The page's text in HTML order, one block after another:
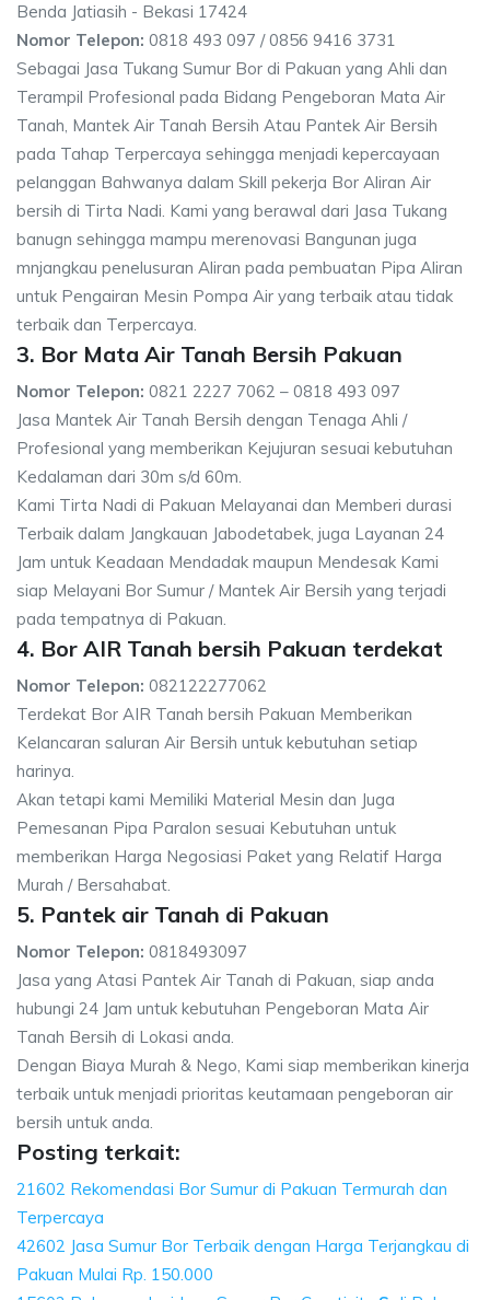
Benda Jatiasih - Bekasi 17424
Nomor Telepon: 0818 493 097 / 0856 9416 3731
Sebagai Jasa Tukang Sumur Bor di Pakuan yang Ahli dan
Terampil Profesional pada Bidang Pengeboran Mata Air
Tanah, Mantek Air Tanah Bersih Atau Pantek Air Bersih
pada Tahap Terpercaya sehingga menjadi kepercayaan
pelanggan Bahwanya dalam Skill pekerja Bor Aliran Air
bersih di Tirta Nadi. Kami yang berawal dari Jasa Tukang
banugn sehingga mampu merenovasi Bangunan juga
mnjangkau penelusuran Aliran pada pembuatan Pipa Aliran
untuk Pengairan Mesin Pompa Air yang terbaik atau tidak
terbaik dan Terpercaya.
3. Bor Mata Air Tanah Bersih Pakuan
Nomor Telepon: 0821 2227 7062 – 0818 493 097
Jasa Mantek Air Tanah Bersih dengan Tenaga Ahli /
Profesional yang memberikan Kejujuran sesuai kebutuhan
Kedalaman dari 30m s/d 60m.
Kami Tirta Nadi di Pakuan Melayanai dan Memberi durasi
Terbaik dalam Jangkauan Jabodetabek, juga Layanan 24
Jam untuk Keadaan Mendadak maupun Mendesak Kami
siap Melayani Bor Sumur / Mantek Air Bersih yang terjadi
pada tempatnya di Pakuan.
4. Bor AIR Tanah bersih Pakuan terdekat
Nomor Telepon: 082122277062
Terdekat Bor AIR Tanah bersih Pakuan Memberikan
Kelancaran saluran Air Bersih untuk kebutuhan setiap
harinya.
Akan tetapi kami Memiliki Material Mesin dan Juga
Pemesanan Pipa Paralon sesuai Kebutuhan untuk
memberikan Harga Negosiasi Paket yang Relatif Harga
Murah / Bersahabat.
5. Pantek air Tanah di Pakuan
Nomor Telepon: 0818493097
Jasa yang Atasi Pantek Air Tanah di Pakuan, siap anda
hubungi 24 Jam untuk kebutuhan Pengeboran Mata Air
Tanah Bersih di Lokasi anda.
Dengan Biaya Murah & Nego, Kami siap memberikan kinerja
terbaik untuk menjadi prioritas keutamaan pengeboran air
bersih untuk anda.
Posting terkait:
21602 Rekomendasi Bor Sumur di Pakuan Termurah dan
Terpercaya
42602 Jasa Sumur Bor Terbaik dengan Harga Terjangkau di
Pakuan Mulai Rp. 150.000